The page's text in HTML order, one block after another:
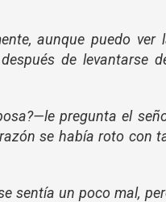
aunque puedo ver
de levantarse
pregunta el
se había roto con
sentía un poco mal,